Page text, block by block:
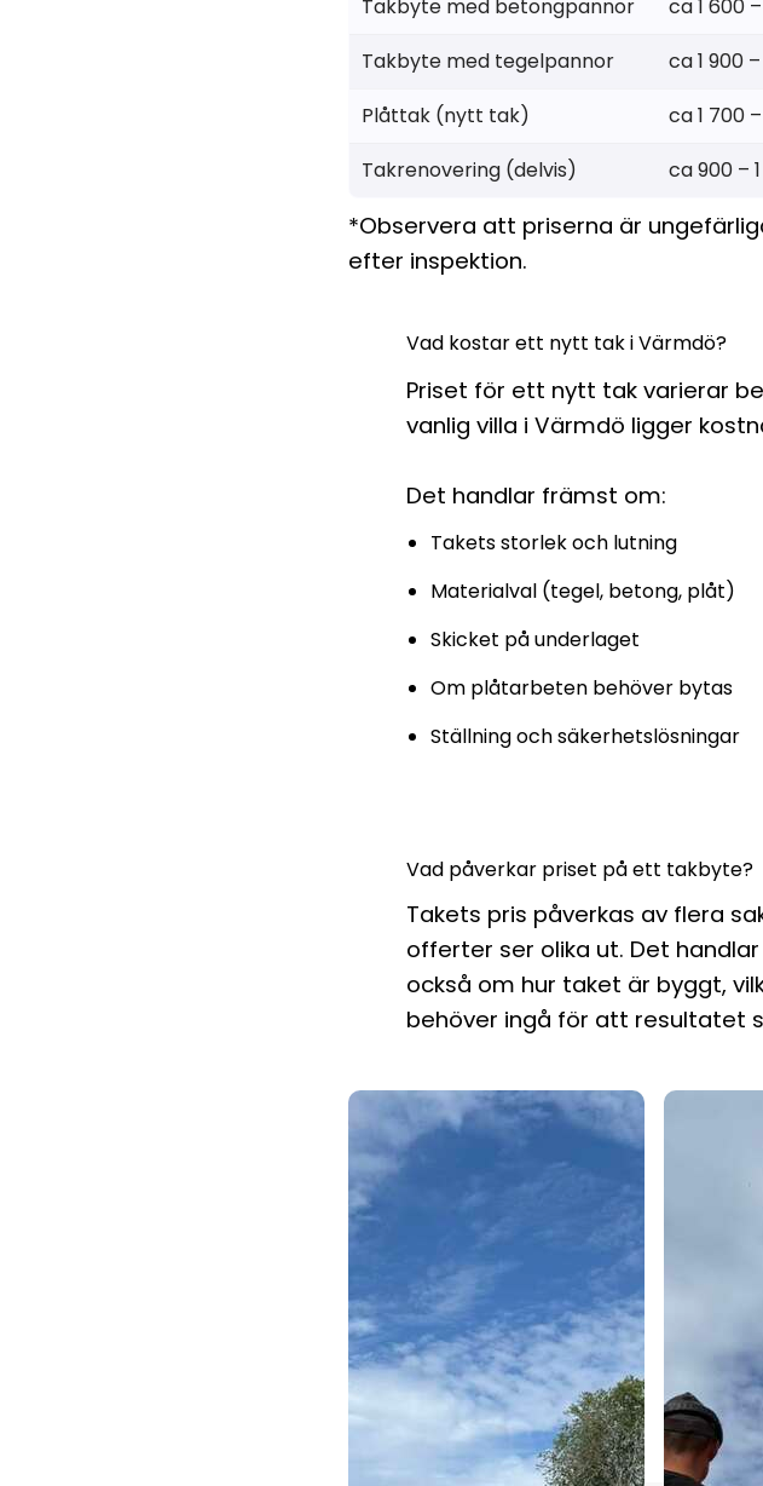
Takbyte med betongpannor ca 1 600
Takbyte med tegelpannor
ca 1 900
Plåttak (nytt tak)
ca 1 700
Takrenovering (delvis)
ca 900 –
*Observera att priserna är
efter inspektion.
Vad kostar ett nytt tak i Värmdö?
Priset för ett nytt tak varierar
vanlig villa i Värmdö ligger
Det handlar främst om:
Takets storlek och lutning
Materialval (tegel, betong, plåt)
Skicket på underlaget
Om plåtarbeten behöver bytas
Ställning och säkerhetslösningar
Vad påverkar priset på ett takbyte?
Takets pris påverkas av flera
offerter ser olika ut. Det
också om hur taket är byggt,
behöver ingå för att resultatet